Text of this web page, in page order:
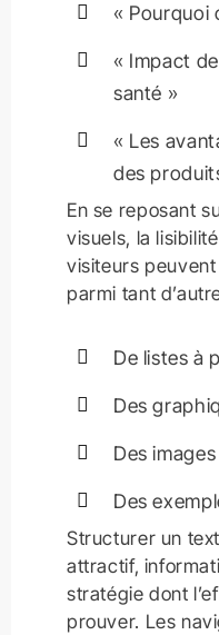
« Pourquoi
« Impact
santé »
« Les
des
En se reposant
visuels, la
visiteurs peuvent
parmi tant
De listes à
Des
Des images
Des
Structurer un
attractif,
stratégie dont
prouver. Les